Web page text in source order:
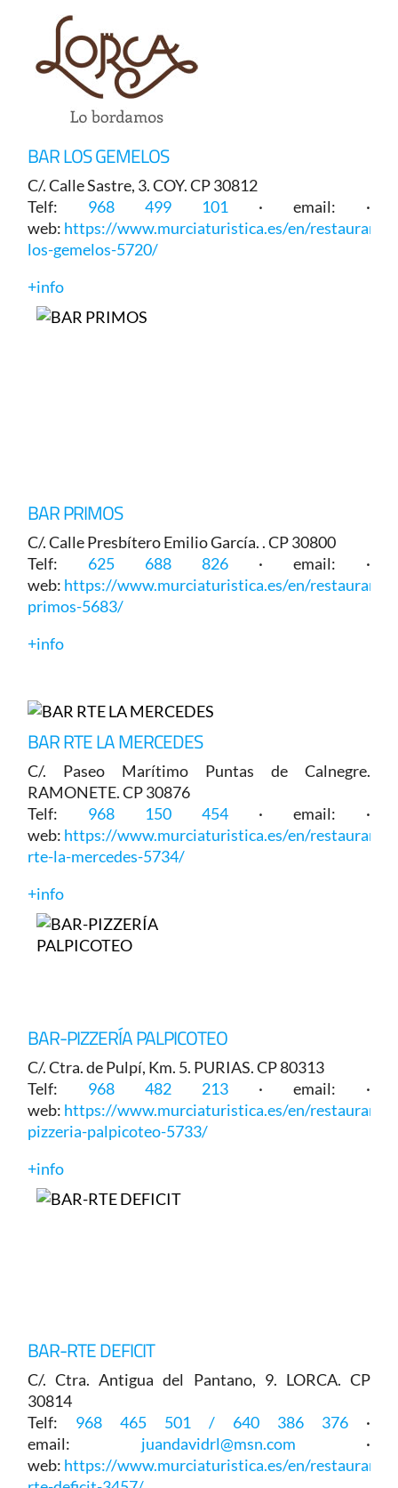
BAR LOS GEMELOS
C/. Calle Sastre, 3. COY. CP 30812
Telf: 968 499 101 · email: ·
web: https://www.murciaturistica.es/en/restaurant/
los-gemelos-5720/
+info
BAR PRIMOS
C/. Calle Presbítero Emilio García. . CP 30800
Telf: 625 688 826 · email: ·
web: https://www.murciaturistica.es/en/restaurant/
primos-5683/
+info
BAR RTE LA MERCEDES
C/. Paseo Marítimo Puntas de Calnegre.
RAMONETE. CP 30876
Telf: 968 150 454 · email: ·
web: https://www.murciaturistica.es/en/restaurant/
rte-la-mercedes-5734/
+info
BAR-PIZZERÍA PALPICOTEO
C/. Ctra. de Pulpí, Km. 5. PURIAS. CP 80313
Telf: 968 482 213 · email: ·
web: https://www.murciaturistica.es/en/restaurant/
pizzeria-palpicoteo-5733/
+info
BAR-RTE DEFICIT
C/. Ctra. Antigua del Pantano, 9. LORCA. CP
30814
Telf: 968 465 501 / 640 386 376 ·
email: juandavidrl@msn.com ·
web: https://www.murciaturistica.es/en/restaurant/